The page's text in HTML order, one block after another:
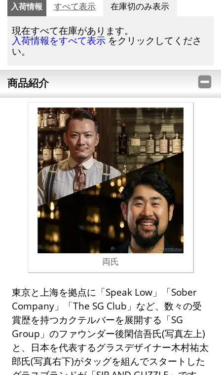
入荷情報 すべて表示 在庫切のみ表示
現在すべて在庫があります。
入荷情報をすべて表示 をクリックしてくださ
い。
商品紹介
両氏
東京と上海を拠点に「Speak Low」「Sober
Company」「The SG Club」など、数々の受
賞歴を持つカクテルバーを展開する「SG
Group」のファウンダー後閑信吾氏(写真左上)
と、日本を代表するグラスデザイナー木村祐太
郎氏(写真右下)がタッグを組んでスタートした